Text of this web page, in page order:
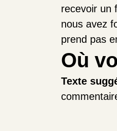
recevoir un
nous avez
prend pas
Où
Texte